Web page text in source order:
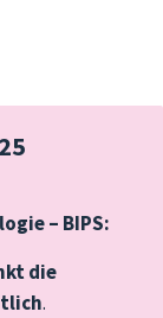
– BIPS:
die
.